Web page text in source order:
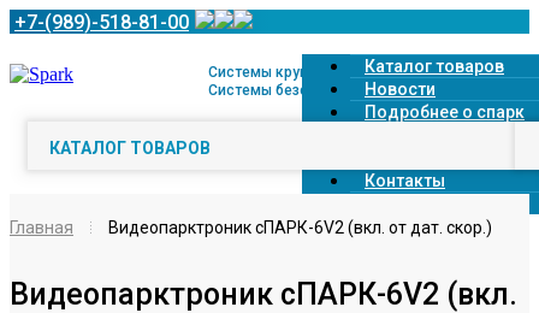
+7-(989)-518-81-00
Системы кругового обзора 360° и
Системы безопасной парковки
Каталог товаров
Новости
Подробнее о спарк
Контакты
КАТАЛОГ ТОВАРОВ
Главная Видеопарктроник сПАРК-6V2 (вкл. от дат. скор.)
Видеопарктроник сПАРК-6V2 (вкл.